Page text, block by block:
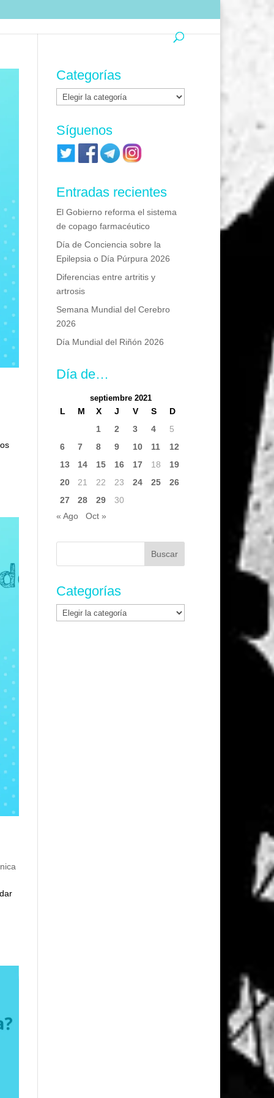
Categorías
Categorías
Síguenos
Entradas recientes
El Gobierno reforma el sistema
de copago farmacéutico
Día de Conciencia sobre la
Epilepsia o Día Púrpura 2026
Diferencias entre artritis y
artrosis
Semana Mundial del Cerebro
2026
Día Mundial del Riñón 2026
Día de…
septiembre 2021
L M X J V S
D
1
2 3 4
5
6
7 8 9 10 11
12
13
14 15 16 17 18
19
20
21 22 23 24 25
26
27
28 29
30
« Ago
Oct »
Buscar:
Categorías
Categorías